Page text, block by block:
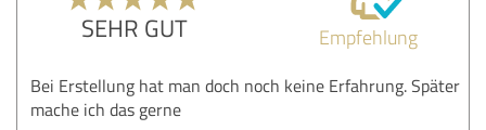
Bewertung anzeigen
SEHR GUT Empfehlung
Bei Erstellung hat man doch noch keine Erfahrung. Später
mache ich das gerne